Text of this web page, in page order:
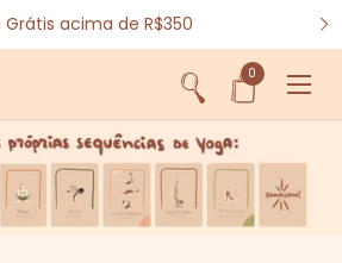
Grátis acima de R$350
Abrir sacola
0